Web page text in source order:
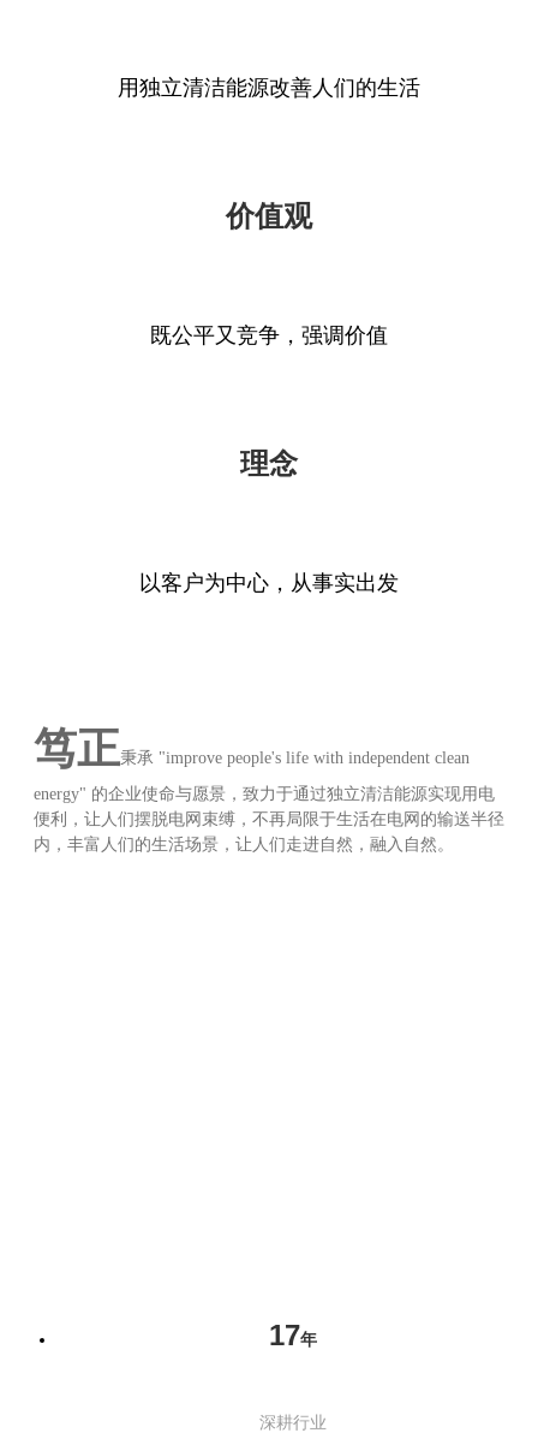
用独立清洁能源改善人们的生活
价值观
既公平又竞争，强调价值
理念
以客户为中心，从事实出发
笃正秉承 "improve people's life with independent clean
energy" 的企业使命与愿景，致力于通过独立清洁能源实现用电
便利，让人们摆脱电网束缚，不再局限于生活在电网的输送半径
内，丰富人们的生活场景，让人们走进自然，融入自然。
17年
深耕行业